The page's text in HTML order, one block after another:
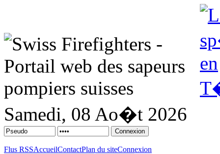
Samedi, 08 Ao�t 2026
Flus RSSAccueilContactPlan du siteConnexion